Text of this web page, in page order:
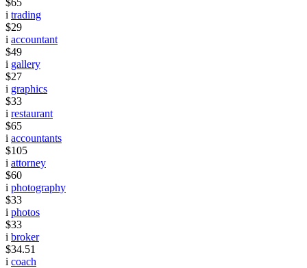
$65
i trading
$29
i accountant
$49
i gallery
$27
i graphics
$33
i restaurant
$65
i accountants
$105
i attorney
$60
i photography
$33
i photos
$33
i broker
$34.51
i coach